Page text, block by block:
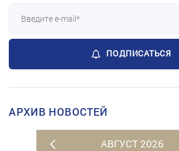
ПОДПИСАТЬСЯ
АРХИВ НОВОСТЕЙ
АВГУСТ 2026